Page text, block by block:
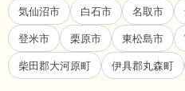
気仙沼市 白石市 名取市
登米市 栗原市 東松島市
柴田郡大河原町 伊具郡丸森町